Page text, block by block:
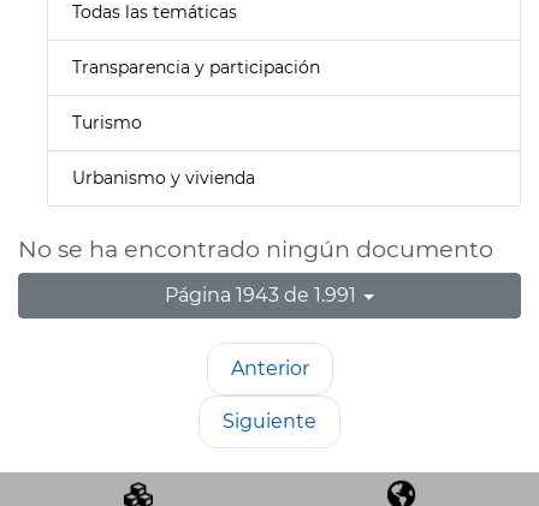
Todas las temáticas
Transparencia y participación
Turismo
Urbanismo y vivienda
No se ha encontrado ningún documento
Página 1943 de 1.991
Anterior
Siguiente